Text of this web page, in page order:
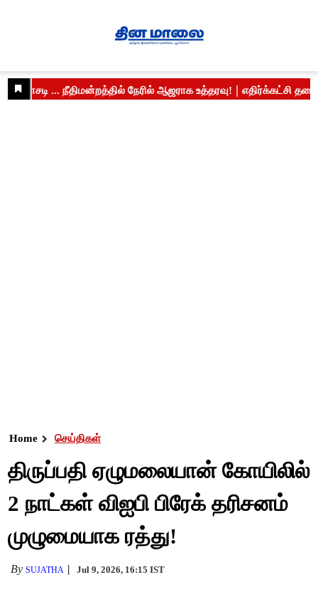
Home செய்திகள்
திருப்பதி ஏழுமலையான் கோயிலில்
2 நாட்கள் விஐபி பிரேக் தரிசனம்
முழுமையாக ரத்து!
BySUJATHA Jul 9, 2026, 16:15 IST